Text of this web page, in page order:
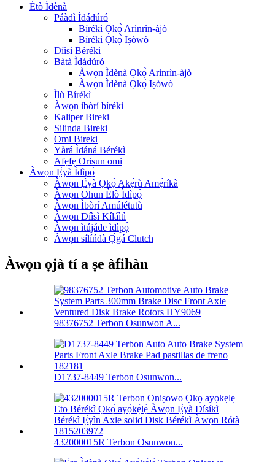
Ètò Ìdènà
Páàdì Ìdádúró
Bírékì Ọkọ̀ Arìnrìn-àjò
Bírékì Ọkọ̀ Iṣòwò
Díìsì Bérékì
Bàtà Ìdádúró
Àwọn Ìdènà Ọkọ̀ Arìnrìn-àjò
Àwọn Ìdènà Ọkọ̀ Iṣòwò
Ìlù Bírékì
Àwọn ìbòrí bírékì
Kaliper Bireki
Silinda Bireki
Omi Bireki
Yàrá Ìdáná Bérékì
Afẹfẹ Orisun omi
Àwọn Ẹ̀yà Ìdìpọ̀
Àwọn Ẹ̀yà Ọkọ̀ Akẹ́rù Amẹ́ríkà
Àwọn Ohun Èlò Ìdìpọ̀
Àwọn Ìbòrí Amúlétutù
Àwọn Díìsì Kíláìtì
Àwọn ìtújáde ìdìpọ̀
Àwọn sílíńdà Ọ̀gá Clutch
Àwọn ọjà tí a ṣe àfihàn
98376752 Terbon Osunwon A...
D1737-8449 Terbon Osunwon...
432000015R Terbon Osunwon...